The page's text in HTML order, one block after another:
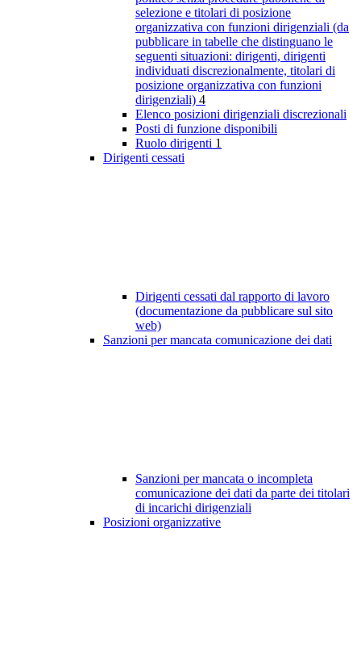
selezione e titolari di posizione
organizzativa con funzioni dirigenziali (da
pubblicare in tabelle che distinguano le
seguenti situazioni: dirigenti, dirigenti
individuati discrezionalmente, titolari di
posizione organizzativa con funzioni
dirigenziali) 4
Elenco posizioni dirigenziali discrezionali
Posti di funzione disponibili
Ruolo dirigenti 1
Dirigenti cessati
Dirigenti cessati dal rapporto di lavoro
(documentazione da pubblicare sul sito
web)
Sanzioni per mancata comunicazione dei dati
Sanzioni per mancata o incompleta
comunicazione dei dati da parte dei titolari
di incarichi dirigenziali
Posizioni organizzative